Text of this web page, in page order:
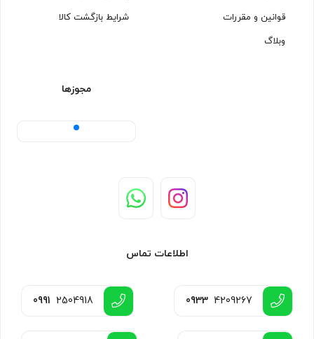
قوانین و مقررات
وبلاگ
شرایط بازگشت کالا
مجوزها
اطلاعات تماس
0933 4209267
0991 2504918